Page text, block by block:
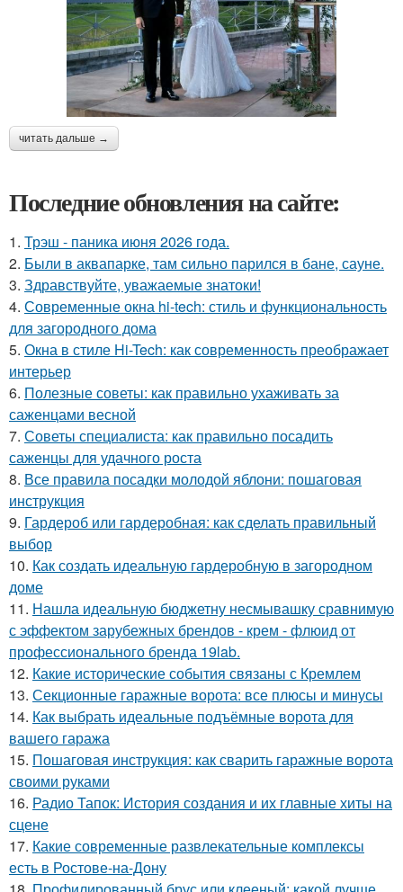
читать дальше →
Последние обновления на сайте:
1. Трэш - паника июня 2026 года.
2. Были в аквапарке, там сильно парился в бане, сауне.
3. Здравствуйте, уважаемые знатоки!
4. Современные окна hi-tech: стиль и функциональность
для загородного дома
5. Окна в стиле Hi-Tech: как современность преображает
интерьер
6. Полезные советы: как правильно ухаживать за
саженцами весной
7. Советы специалиста: как правильно посадить
саженцы для удачного роста
8. Все правила посадки молодой яблони: пошаговая
инструкция
9. Гардероб или гардеробная: как сделать правильный
выбор
10. Как создать идеальную гардеробную в загородном
доме
11. Нашла идеальную бюджетну несмывашку сравнимую
с эффектом зарубежных брендов - крем - флюид от
профессионального бренда 19lab.
12. Какие исторические события связаны с Кремлем
13. Секционные гаражные ворота: все плюсы и минусы
14. Как выбрать идеальные подъёмные ворота для
вашего гаража
15. Пошаговая инструкция: как сварить гаражные ворота
своими руками
16. Радио Тапок: История создания и их главные хиты на
сцене
17. Какие современные развлекательные комплексы
есть в Ростове-на-Дону